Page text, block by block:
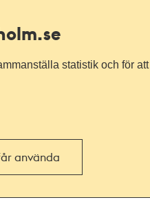
statistik och för
använda